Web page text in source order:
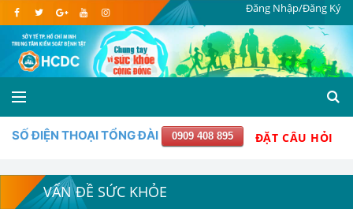
Đăng Nhập/Đăng Ký
SỐ ĐIỆN THOẠI TỔNG ĐÀI 0909 408 895 ĐẶT CÂU HỎI
VẤN ĐỀ SỨC KHỎE